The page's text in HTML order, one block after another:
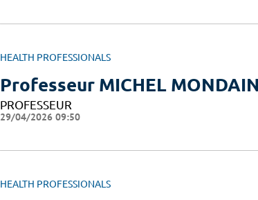
HEALTH PROFESSIONALS
Professeur MICHEL MONDAIN
PROFESSEUR
29/04/2026 09:50
HEALTH PROFESSIONALS